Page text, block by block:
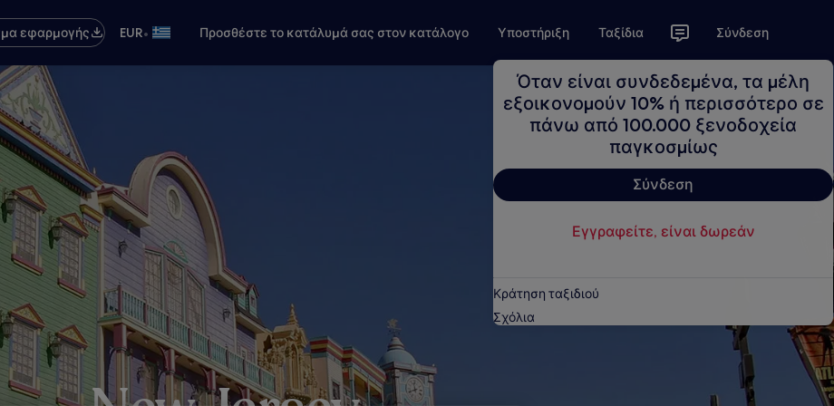
εφαρμογής
EUR• Προσθέστε το κατάλυμά σας στον κατάλογο Υποστήριξη Ταξίδια Σύνδεση
Όταν είναι συνδεδεμένα, τα μέλη
εξοικονομούν 10% ή περισσότερο σε
πάνω από 100.000 ξενοδοχεία
παγκοσμίως
Σύνδεση
Εγγραφείτε, είναι δωρεάν
Κράτηση ταξιδιού
Σχόλια